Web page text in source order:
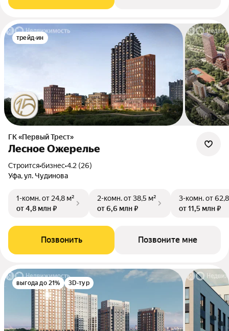
трейд-ин
ГК «Первый Трест»
Лесное Ожерелье
Строится•бизнес•4.2 (26)
Уфа, ул. Чудинова
1-комн.от 24,8 м²
от 4,8 млн ₽
2-комн.от 38,5 м²
от 6,6 млн ₽
3-комн.от
от 11,5 млн ₽
Позвонить Позвоните мне
выгода до 21% 3D-тур